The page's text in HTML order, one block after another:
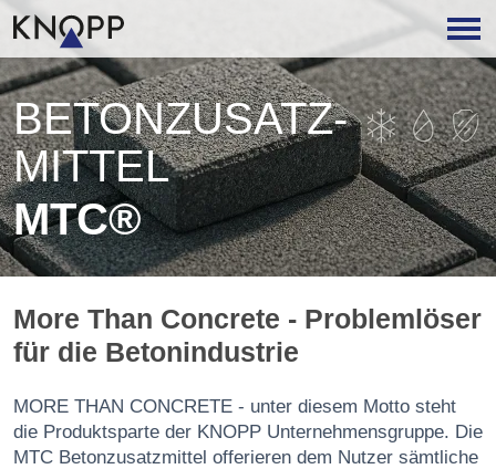
BETON­ZUSATZ­
MITTEL
MTC®
More Than Concrete - Problemlöser
für die Betonindustrie
MORE THAN CONCRETE - unter diesem Motto steht
die Produktsparte der KNOPP Unternehmensgruppe. Die
MTC Betonzusatzmittel offerieren dem Nutzer sämtliche